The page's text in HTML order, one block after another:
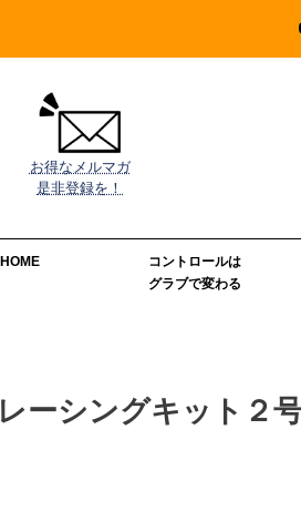
お得なメルマガ
是非登録を！
HOME
コントロールは
グラブで変わる
レーシングキット２